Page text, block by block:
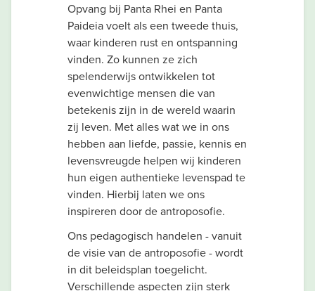
Opvang bij Panta Rhei en Panta
Paideia voelt als een tweede thuis,
waar kinderen rust en ontspanning
vinden. Zo kunnen ze zich
spelenderwijs ontwikkelen tot
evenwichtige mensen die van
betekenis zijn in de wereld waarin
zij leven. Met alles wat we in ons
hebben aan liefde, passie, kennis en
levensvreugde helpen wij kinderen
hun eigen authentieke levenspad te
vinden. Hierbij laten we ons
inspireren door de antroposofie.
Ons pedagogisch handelen - vanuit
de visie van de antroposofie - wordt
in dit beleidsplan toegelicht.
Verschillende aspecten zijn sterk